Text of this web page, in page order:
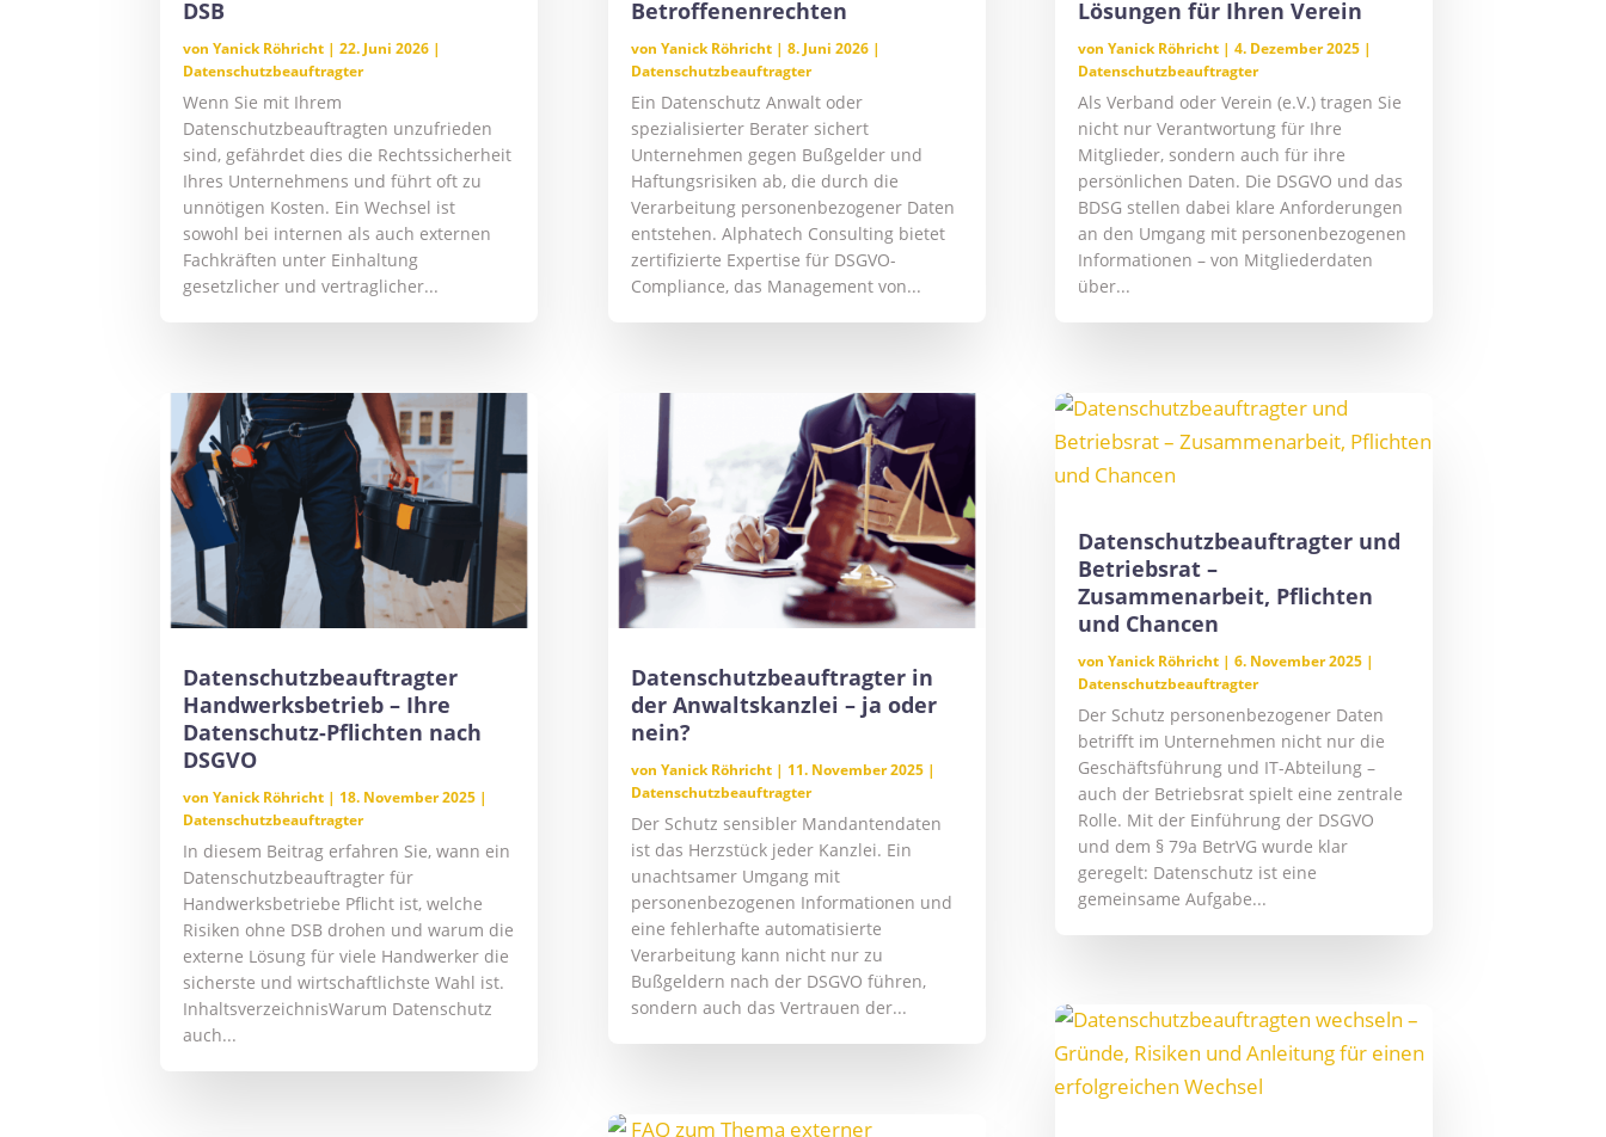
DSB
vonYanick Röhricht |22. Juni 2026 |
Datenschutzbeauftragter
Wenn Sie mit Ihrem
Datenschutzbeauftragten unzufrieden
sind, gefährdet dies die Rechtssicherheit
Ihres Unternehmens und führt oft zu
unnötigen Kosten. Ein Wechsel ist
sowohl bei internen als auch externen
Fachkräften unter Einhaltung
gesetzlicher und vertraglicher...
Datenschutzbeauftragter
Handwerksbetrieb – Ihre
Datenschutz-Pflichten nach
DSGVO
vonYanick Röhricht | 18. November 2025 |
Datenschutzbeauftragter
In diesem Beitrag erfahren Sie, wann ein
Datenschutzbeauftragter für
Handwerksbetriebe Pflicht ist, welche
Risiken ohne DSB drohen und warum die
externe Lösung für viele Handwerker die
sicherste und wirtschaftlichste Wahl ist.
InhaltsverzeichnisWarum Datenschutz
auch...
Betroffenenrechten
von Yanick Röhricht| 8. Juni 2026|
Datenschutzbeauftragter
Ein Datenschutz Anwalt oder
spezialisierter Berater sichert
Unternehmen gegen Bußgelder und
Haftungsrisiken ab, die durch die
Verarbeitung personenbezogener Daten
entstehen. Alphatech Consulting bietet
zertifizierte Expertise für DSGVO-
Compliance, das Management von...
Datenschutzbeauftragter in
der Anwaltskanzlei – ja oder
nein?
von Yanick Röhricht| 11. November 2025|
Datenschutzbeauftragter
Der Schutz sensibler Mandantendaten
ist das Herzstück jeder Kanzlei. Ein
unachtsamer Umgang mit
personenbezogenen Informationen und
eine fehlerhafte automatisierte
Verarbeitung kann nicht nur zu
Bußgeldern nach der DSGVO führen,
sondern auch das Vertrauen der...
Lösungen für Ihren Verein
vonYanick Röhricht |4. Dezember 2025 |
Datenschutzbeauftragter
Als Verband oder Verein (e.V.) tragen Sie
nicht nur Verantwortung für Ihre
Mitglieder, sondern auch für ihre
persönlichen Daten. Die DSGVO und das
BDSG stellen dabei klare Anforderungen
an den Umgang mit personenbezogenen
Informationen – von Mitgliederdaten
über...
Datenschutzbeauftragter und
Betriebsrat –
Zusammenarbeit, Pflichten
und Chancen
vonYanick Röhricht |6. November 2025 |
Datenschutzbeauftragter
Der Schutz personenbezogener Daten
betrifft im Unternehmen nicht nur die
Geschäftsführung und IT-Abteilung –
auch der Betriebsrat spielt eine zentrale
Rolle. Mit der Einführung der DSGVO
und dem § 79a BetrVG wurde klar
geregelt: Datenschutz ist eine
gemeinsame Aufgabe...